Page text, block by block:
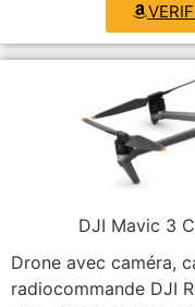
DJI Mavic 3
Drone avec caméra,
radiocommande DJI